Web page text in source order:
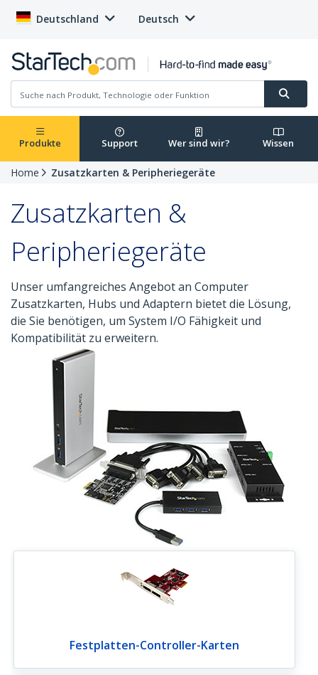
Deutschland Deutsch
Produkte Support Wer sind wir? Wissen
Home Zusatzkarten & Peripheriegeräte
Zusatzkarten &
Peripheriegeräte
Unser umfangreiches Angebot an Computer
Zusatzkarten, Hubs und Adaptern bietet die Lösung,
die Sie benötigen, um System I/O Fähigkeit und
Kompatibilität zu erweitern.
Festplatten-Controller-Karten